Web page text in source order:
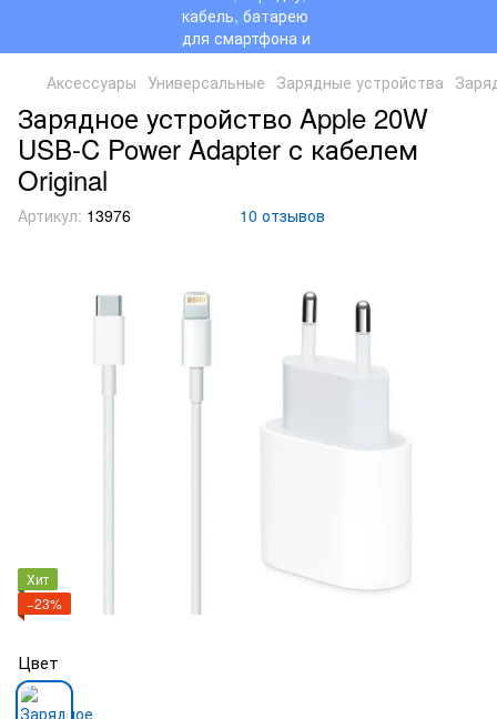
Аксессуары Универсальные Зарядные устройства
Зарядное устройство Apple 20W
USB-C Power Adapter с кабелем
Original
Артикул: 13976 10 отзывов
Хит
−23%
Цвет